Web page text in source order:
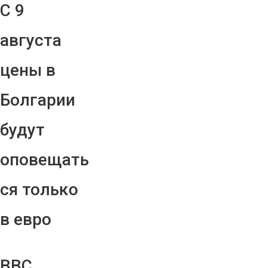
С 9
августа
цены в
Болгарии
будут
оповещать
ся только
в евро